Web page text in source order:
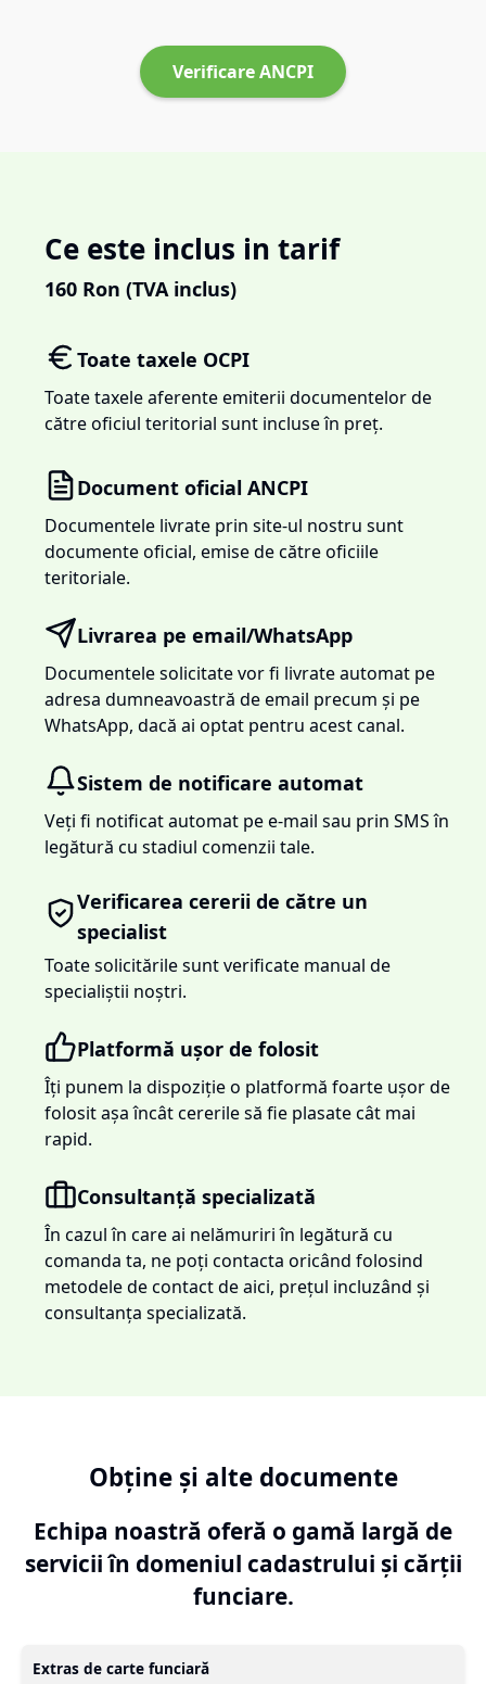
Verificare ANCPI
Ce este inclus in tarif
160 Ron (TVA inclus)
Toate taxele OCPI
Toate taxele aferente emiterii documentelor de
către oficiul teritorial sunt incluse în preț.
Document oficial ANCPI
Documentele livrate prin site-ul nostru sunt
documente oficial, emise de către oficiile
teritoriale.
Livrarea pe email/WhatsApp
Documentele solicitate vor fi livrate automat pe
adresa dumneavoastră de email precum și pe
WhatsApp, dacă ai optat pentru acest canal.
Sistem de notificare automat
Veți fi notificat automat pe e-mail sau prin SMS în
legătură cu stadiul comenzii tale.
Verificarea cererii de către un
specialist
Toate solicitările sunt verificate manual de
specialiștii noștri.
Platformă ușor de folosit
Îți punem la dispoziție o platformă foarte ușor de
folosit așa încât cererile să fie plasate cât mai
rapid.
Consultanță specializată
În cazul în care ai nelămuriri în legătură cu
comanda ta, ne poți contacta oricând folosind
metodele de contact de aici, prețul incluzând și
consultanța specializată.
Obține și alte documente
Echipa noastră oferă o gamă largă de
servicii în domeniul cadastrului și cărții
funciare.
Extras de carte funciară